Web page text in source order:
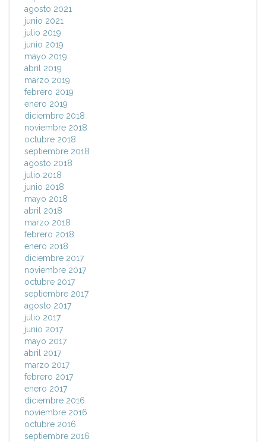
agosto 2021
junio 2021
julio 2019
junio 2019
mayo 2019
abril 2019
marzo 2019
febrero 2019
enero 2019
diciembre 2018
noviembre 2018
octubre 2018
septiembre 2018
agosto 2018
julio 2018
junio 2018
mayo 2018
abril 2018
marzo 2018
febrero 2018
enero 2018
diciembre 2017
noviembre 2017
octubre 2017
septiembre 2017
agosto 2017
julio 2017
junio 2017
mayo 2017
abril 2017
marzo 2017
febrero 2017
enero 2017
diciembre 2016
noviembre 2016
octubre 2016
septiembre 2016